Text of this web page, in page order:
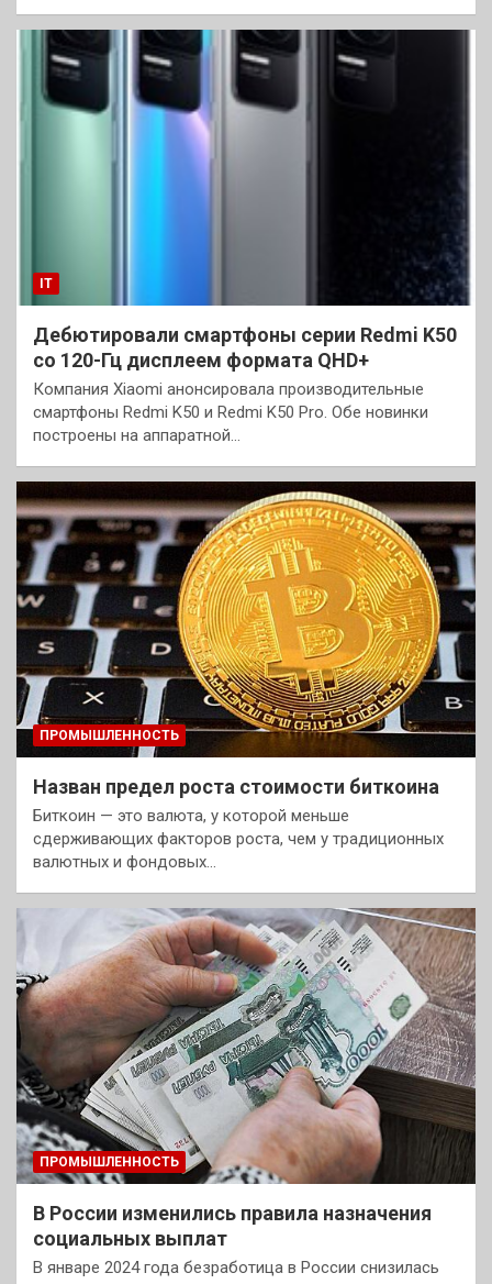
IT
Дебютировали смартфоны серии Redmi K50
со 120-Гц дисплеем формата QHD+
Компания Xiaomi анонсировала производительные
смартфоны Redmi K50 и Redmi K50 Pro. Обе новинки
построены на аппаратной…
ПРОМЫШЛЕННОСТЬ
Назван предел роста стоимости биткоина
Биткоин — это валюта, у которой меньше
сдерживающих факторов роста, чем у традиционных
валютных и фондовых…
ПРОМЫШЛЕННОСТЬ
В России изменились правила назначения
социальных выплат
В январе 2024 года безработица в России снизилась